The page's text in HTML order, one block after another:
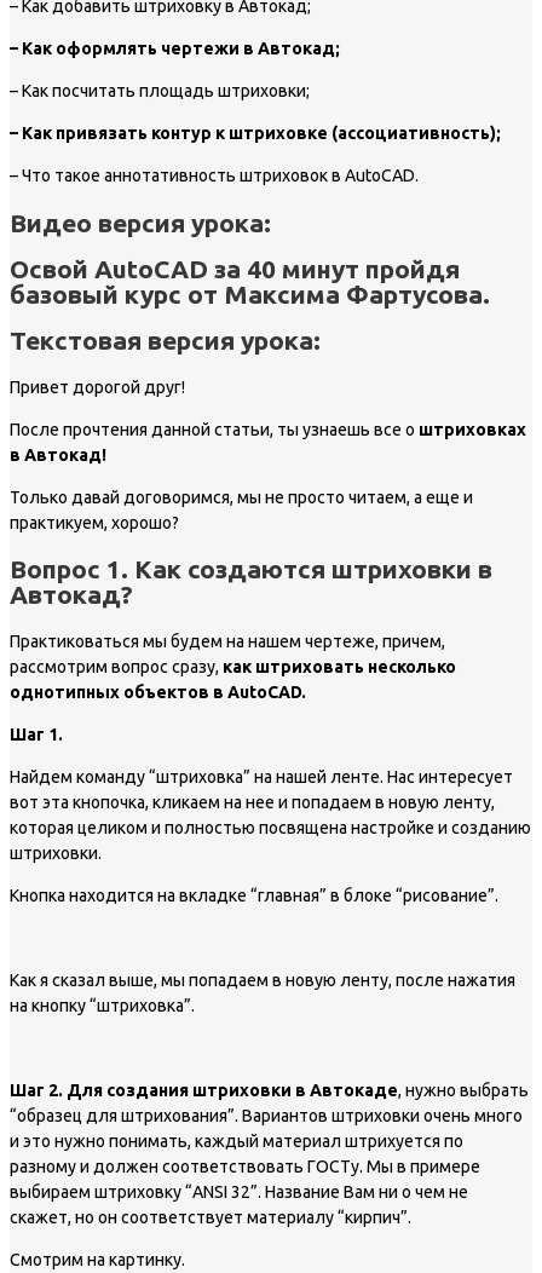
– Как добавить штриховку в Автокад;
– Как оформлять чертежи в Автокад;
– Как посчитать площадь штриховки;
– Как привязать контур к штриховке (ассоциативность);
– Что такое аннотативность штриховок в AutoCAD.
Видео версия урока:
Освой AutoCAD за 40 минут пройдя
базовый курс от Максима Фартусова.
Текстовая версия урока:
Привет дорогой друг!
После прочтения данной статьи, ты узнаешь все о штриховках
в Автокад!
Только давай договоримся, мы не просто читаем, а еще и
практикуем, хорошо?
Вопрос 1. Как создаются штриховки в
Автокад?
Практиковаться мы будем на нашем чертеже, причем,
рассмотрим вопрос сразу, как штриховать несколько
однотипных объектов в AutoCAD.
Шаг 1.
Найдем команду “штриховка” на нашей ленте. Нас интересует
вот эта кнопочка, кликаем на нее и попадаем в новую ленту,
которая целиком и полностью посвящена настройке и созданию
штриховки.
Кнопка находится на вкладке “главная” в блоке “рисование”.
Как я сказал выше, мы попадаем в новую ленту, после нажатия
на кнопку “штриховка”.
Шаг 2. Для создания штриховки в Автокаде, нужно выбрать
“образец для штрихования”. Вариантов штриховки очень много
и это нужно понимать, каждый материал штрихуется по
разному и должен соответствовать ГОСТу. Мы в примере
выбираем штриховку “ANSI 32”. Название Вам ни о чем не
скажет, но он соответствует материалу “кирпич”.
Смотрим на картинку.